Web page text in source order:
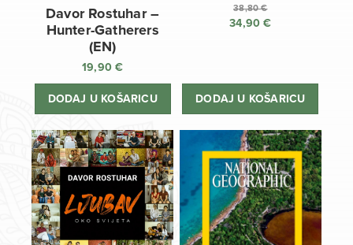
Davor Rostuhar –
Hunter-Gatherers
(EN)
19,90€
DODAJ U KOŠARICU
38,80€
Izvorna
38,80 €.
34,90€
34,90 €.
DODAJ U KOŠARICU